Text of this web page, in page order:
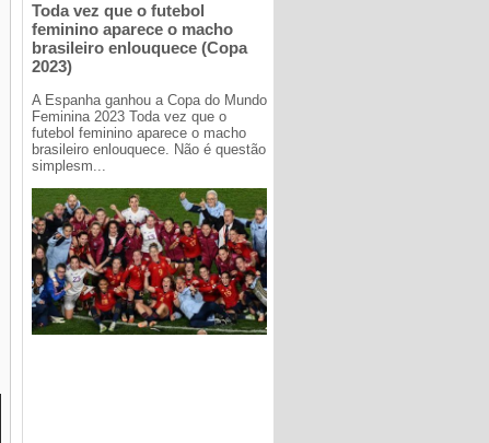
Toda vez que o futebol
feminino aparece o macho
brasileiro enlouquece (Copa
2023)
A Espanha ganhou a Copa do Mundo
Feminina 2023 Toda vez que o
futebol feminino aparece o macho
brasileiro enlouquece. Não é questão
simplesm...